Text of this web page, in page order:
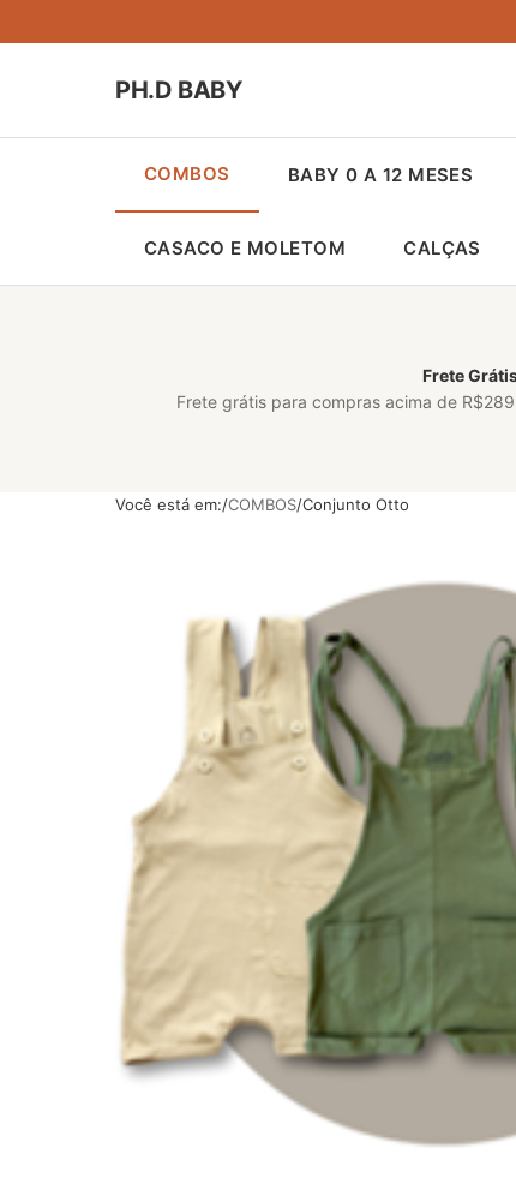
PH.D BABY
COMBOS BABY 0 A 12 MESES
CASACO E MOLETOM CALÇAS
Frete
Frete grátis para compras acima de
Você está em: COMBOS Conjunto Otto